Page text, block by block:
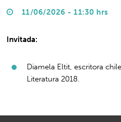
11/06/2026 - 11:30 hrs
Invitada:
Diamela Eltit, escritora
Literatura 2018.